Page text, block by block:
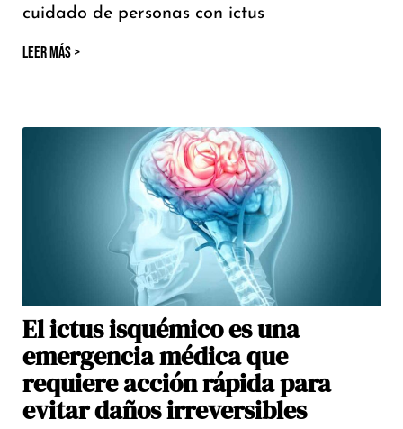
cuidado de personas con ictus
LEER MÁS >
El ictus isquémico es una
emergencia médica que
requiere acción rápida para
evitar daños irreversibles